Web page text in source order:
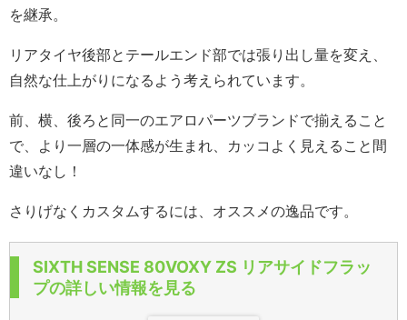
を継承。
リアタイヤ後部とテールエンド部では張り出し量を変え、
自然な仕上がりになるよう考えられています。
前、横、後ろと同一のエアロパーツブランドで揃えること
で、より一層の一体感が生まれ、カッコよく見えること間
違いなし！
さりげなくカスタムするには、オススメの逸品です。
SIXTH SENSE 80VOXY ZS リアサイドフラッ
プの詳しい情報を見る